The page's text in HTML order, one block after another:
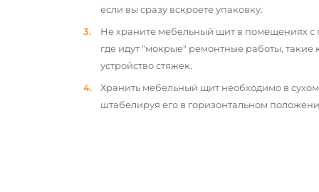
если вы сразу вскроете упаковку.
Не храните мебельный щит в помещениях
где идут "мокрые" ремонтные работы, такие
устройство стяжек.
Хранить мебельный щит необходимо в
штабелируя его в горизонтальном